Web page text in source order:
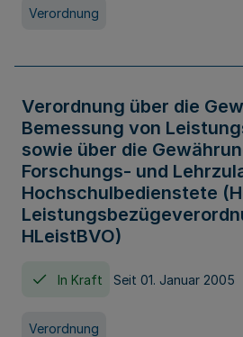
Verordnung
Verordnung über die
Bemessung von
sowie über die
Forschungs- und
Hochschulbedienstete
HLeistBVO)
In Kraft Seit 01. Januar 2005
Verordnung